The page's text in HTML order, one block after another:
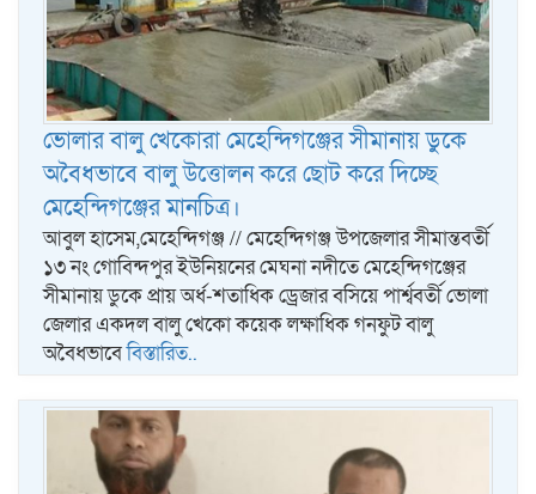
ভোলার বালু খেকোরা মেহেন্দিগঞ্জের সীমানায় ডুকে
অবৈধভাবে বালু উত্তোলন করে ছোট করে দিচ্ছে
মেহেন্দিগঞ্জের মানচিত্র।
আবুল হাসেম,মেহেন্দিগঞ্জ // মেহেন্দিগঞ্জ উপজেলার সীমান্তবর্তী
১৩ নং গোবিন্দপুর ইউনিয়নের মেঘনা নদীতে মেহেন্দিগঞ্জের
সীমানায় ডুকে প্রায় অর্ধ-শতাধিক ড্রেজার বসিয়ে পার্শ্ববর্তী ভোলা
জেলার একদল বালু খেকো কয়েক লক্ষাধিক গনফুট বালু
অবৈধভাবেবিস্তারিত..